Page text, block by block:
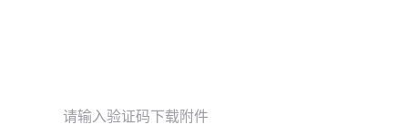
请输入验证码下载附件